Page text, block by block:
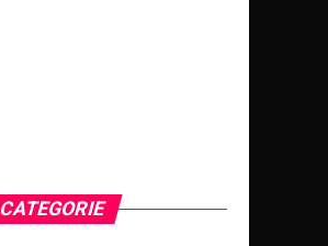
CATEGORIE